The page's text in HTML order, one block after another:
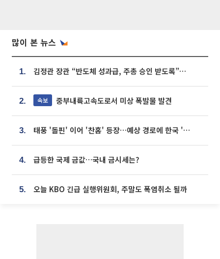
많이 본 뉴스
1. 김정관 장관 “반도체 성과급, 주총 승인 받도록”…상법·자본시장법 개정 시사
2. 속보 중부내륙고속도로서 미상 폭발물 발견
3. 태풍 '돌핀' 이어 '찬홈' 등장…예상 경로에 한국 '한숨'
4. 급등한 국제 금값…국내 금시세는?
5. 오늘 KBO 긴급 실행위원회, 주말도 폭염취소 될까